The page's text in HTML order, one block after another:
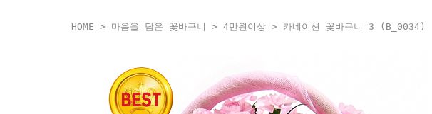
HOME > 마음을 담은 꽃바구니 > 4만원이상 > 카네이션 꽃바구니 3 (b_0034)